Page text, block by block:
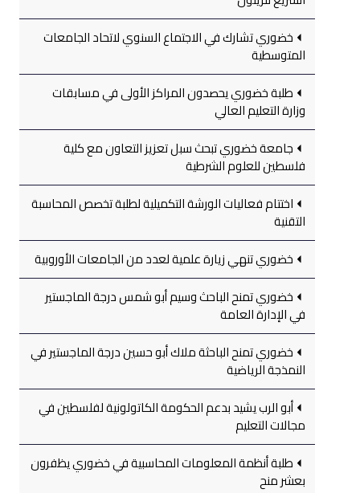
خضوري تشارك في الاجتماع السنوي لاتحاد الجامعات
المتوسطية
طلبة خضوري يحصدون المراكز الأولى في مسابقات
وزارة التعليم العالي
جامعة خضوري تبحث سبل تعزيز التعاون مع كلية
فلسطين للعلوم الشرطية
اختتام فعاليات الورشة التكميلية لطلبة تخصص المحاسبة
التقنية
خضوري تنهي زيارة علمية لعدد من الجامعات الأوروبية
خضوري تمنح الباحث وسيم أبو شمس درجة الماجستير
في الإدارة العامة
خضوري تمنح الباحثة ملاك أبو حسين درجة الماجستير في
النمذجة الرياضية
أبو الرب يشيد بدعم الحكومة الكاتولونية لفلسطين في
مجالات التعليم
طلبة أنظمة المعلومات المحاسبية في خضوري يظفرون
بعشر منح